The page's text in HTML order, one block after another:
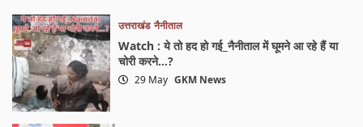
उत्तराखंड नैनीताल
Watch : ये तो हद हो गई_नैनीताल में घूमने आ रहे हैं या
चोरी करने…?
29 May GKM News